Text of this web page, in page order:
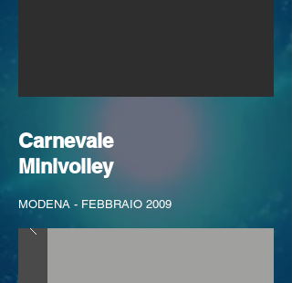
Carnevale
Minivolley
MODENA - FEBBRAIO 2009